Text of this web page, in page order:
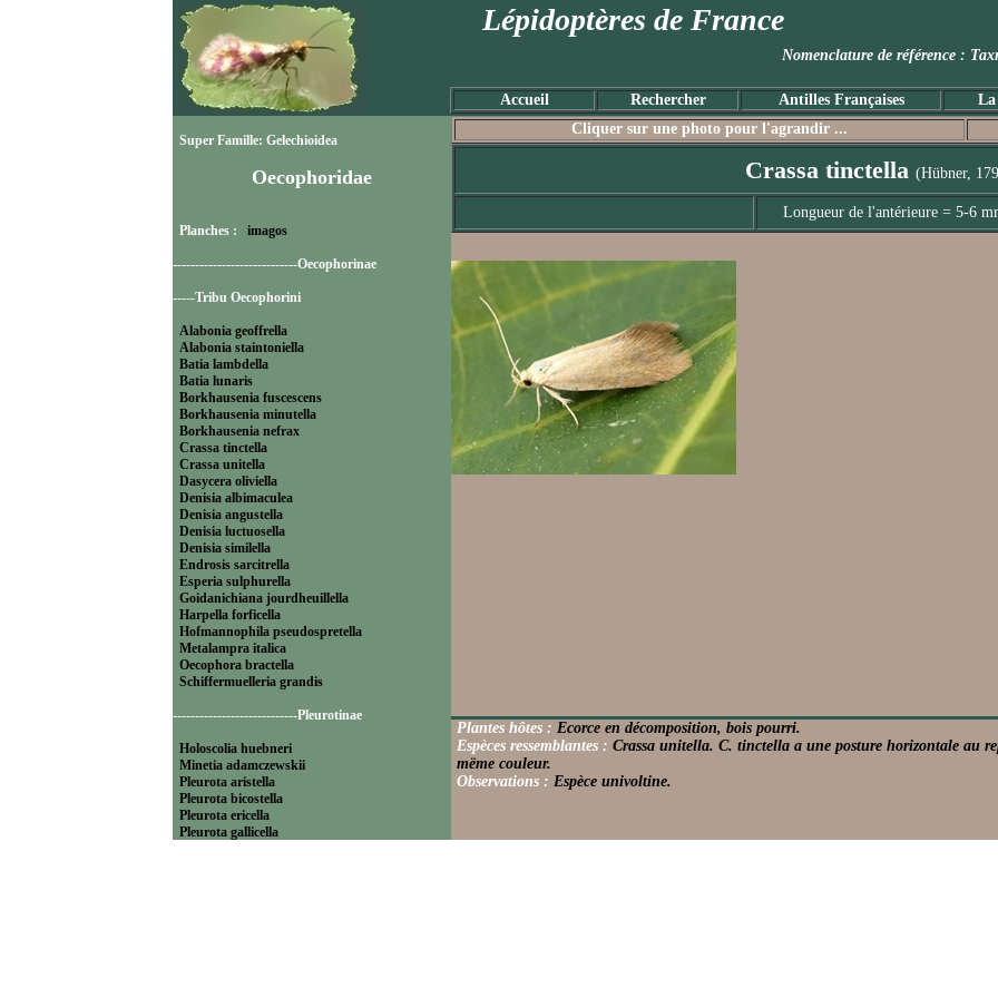
Lépidoptères de France
Nomenclature de référence
Accueil Rechercher Antilles Françaises La
Super Famille: Gelechioidea
Oecophoridae
Planches : imagos
----------------------------Oecophorinae
-----Tribu Oecophorini
Alabonia geoffrella
Alabonia staintoniella
Batia lambdella
Batia lunaris
Borkhausenia fuscescens
Borkhausenia minutella
Borkhausenia nefrax
Crassa tinctella
Crassa unitella
Dasycera oliviella
Denisia albimaculea
Denisia angustella
Denisia luctuosella
Denisia similella
Endrosis sarcitrella
Esperia sulphurella
Goidanichiana jourdheuillella
Harpella forficella
Hofmannophila pseudospretella
Metalampra italica
Oecophora bractella
Schiffermuelleria grandis
----------------------------Pleurotinae
Holoscolia huebneri
Minetia adamczewskii
Pleurota aristella
Pleurota bicostella
Pleurota ericella
Pleurota gallicella
Cliquer sur une photo pour l'agrandir ...
Crassa tinctella (Hübner,
Longueur de l'antérieure = 5-6
Plantes hôtes : Ecorce en décomposition, bois pourri.
Espèces ressemblantes : Crassa unitella. C. tinctella a une posture horizontale au
mëme couleur.
Observations : Espèce univoltine.